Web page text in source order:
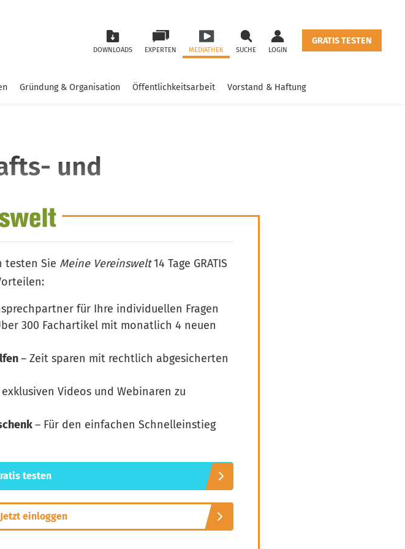
DOWNLOADS EXPERTEN MEDIATHEK SUCHE LOGIN
GRATIS TESTEN
Gründung & Organisation Öffentlichkeitsarbeit Vorstand & Haftung
und
testen Sie Meine Vereinswelt14 Tage GRATIS
für Ihre individuellen Fragen
300 Fachartikel mit monatlich 4 neuen
– Zeit sparen mit rechtlich abgesicherten
Videos und Webinaren zu
– Für den einfachen Schnelleinstieg
testen
einloggen
Wissen von Vero
Hallo, ich bin Vero Ihr digitaler